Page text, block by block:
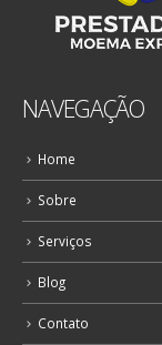
NAVEGAÇÃO
Home
Sobre
Serviços
Blog
Contato